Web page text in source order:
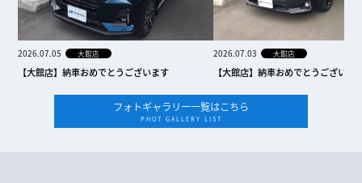
2026.07.05 大館店
【大館店】納車おめでとうございます
2026.07.03 大館店
【大館店】納車おめでとうございま
フォトギャラリー一覧はこちら
PHOT GALLERY LIST